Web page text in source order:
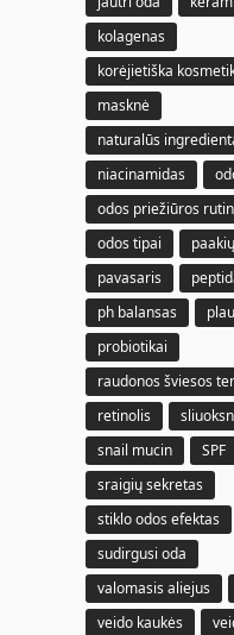
kolagenas
korėjietiška
masknė
naturalūs
niacinamidas
odos priežiūros
odos tipai
pavasaris
ph balansas
probiotikai
raudonos šviesos
retinolis
snail mucin
SPF
sraigių sekretas
stiklo odos efektas
sudirgusi oda
valomasis aliejus
veido kaukės